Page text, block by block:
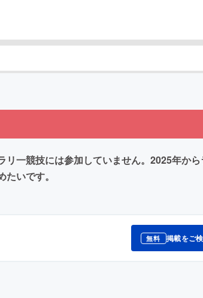
一競技には参加していません。2025年か
いです。
無料 掲載をご